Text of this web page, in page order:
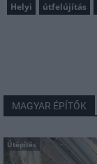
Helyi útfelújítás
MAGYAR ÉPÍTŐK
Útépítés